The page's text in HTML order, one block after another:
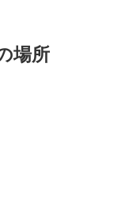
場所